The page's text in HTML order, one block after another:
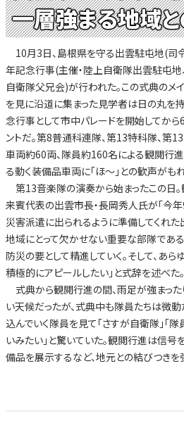
一層強まる地域
10月3日、島根県を守る出雲駐屯地(司
年記念行事(主催・陸上自衛隊出雲駐屯地
自衛隊父兄会)が行われた。この式典のメ
を見に沿道に集まった見学者は日の丸を
念行事として市中パレードを開始してか
ントだ。第8普通科連隊、第13特科隊、
車両約60両、隊員約160名による観閲行進
る動く装備品車両に「ほ～」との歓声がもれ
第13音楽隊の演奏から始まったこの日
来賓代表の出雲市長・長岡秀人氏が「今
災害派遣に出られるように準備してくれ
地域にとって欠かせない重要な部隊であ
防災の要として精進していく。そして、あ
積極的にアピールしたい」と式辞を述べた。
式典から観閲行進の間、雨足が強まった
い天候だったが、式典中も隊員たちは微
込んでいく隊員を見て「さすが自衛隊」「
いみたい」と驚いていた。観閲行進は信
備品を展示するなど、地元との結びつきを